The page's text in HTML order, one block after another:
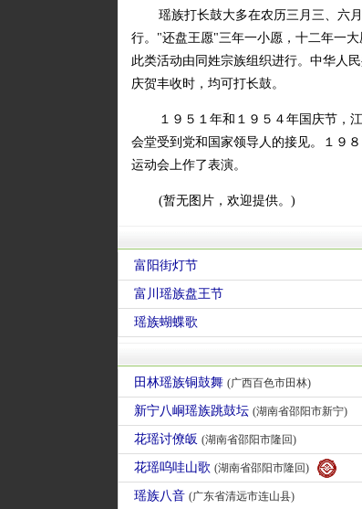
瑶族打长鼓大多在农历三月三、六
行。"还盘王愿"三年一小愿，十二年一
此类活动由同姓宗族组织进行。中华人
庆贺丰收时，均可打长鼓。
１９５１年和１９５４年国庆节，
会堂受到党和国家领导人的接见。１９
运动会上作了表演。
(暂无图片，欢迎提供。)
富阳街灯节
富川瑶族盘王节
瑶族蝴蝶歌
田林瑶族铜鼓舞 (广西百色市田林)
新宁八峒瑶族跳鼓坛 (湖南省邵阳市新宁)
花瑶讨僚皈 (湖南省邵阳市隆回)
花瑶呜哇山歌 (湖南省邵阳市隆回)
瑶族八音 (广东省清远市连山县)